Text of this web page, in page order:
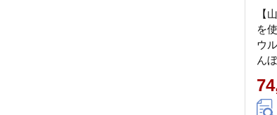
【
を
ウ
ん
ッ